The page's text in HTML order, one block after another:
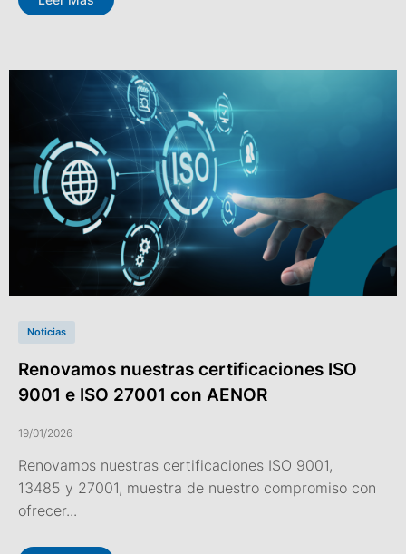
Noticias
Renovamos nuestras certificaciones ISO
9001 e ISO 27001 con AENOR
19/01/2026
Renovamos nuestras certificaciones ISO 9001,
13485 y 27001, muestra de nuestro compromiso con
ofrecer...